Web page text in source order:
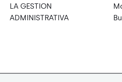
LA GESTION
ADMINISTRATIVA